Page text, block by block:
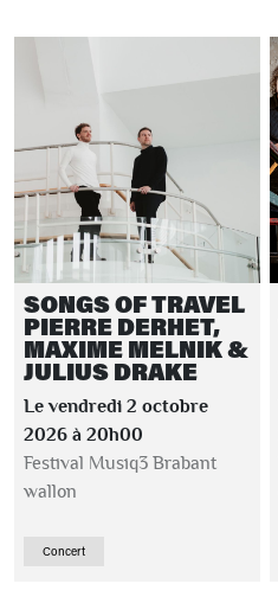
SONGS OF TRAVEL
PIERRE DERHET,
MAXIME MELNIK &
JULIUS DRAKE
Le vendredi 2 octobre
2026 à 20h00
Festival Musiq3 Brabant
wallon
Concert